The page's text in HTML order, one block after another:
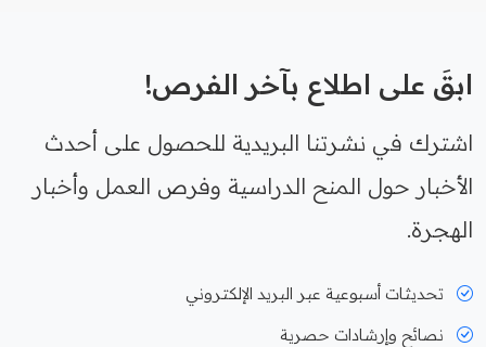
ابقَ على اطلاع بآخر الفرص!
اشترك في نشرتنا البريدية للحصول على أحدث
الأخبار حول المنح الدراسية وفرص العمل وأخبار
الهجرة.
تحديثات أسبوعية عبر البريد الإلكتروني
نصائح وإرشادات حصرية